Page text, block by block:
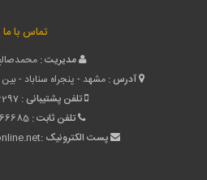
تماس با ما
مدیریت :
آدرس : مشهد - پنجراه سناباد - بین
تلفن پشتیبانی :
تلفن ثابت :
پست الکترونیک :